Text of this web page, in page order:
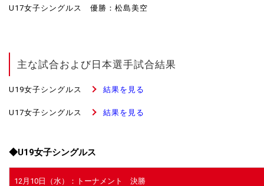
U17女子シングルス 優勝：松島美空
主な試合および日本選手試合結果
U19女子シングルス 結果を見る
U17女子シングルス 結果を見る
◆U19女子シングルス
12月10日（水）：トーナメント 決勝